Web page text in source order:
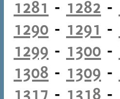
1281 - 1282 -
1290 - 1291 -
1299 - 1300 -
1308 - 1309 -
1317 - 1318 -